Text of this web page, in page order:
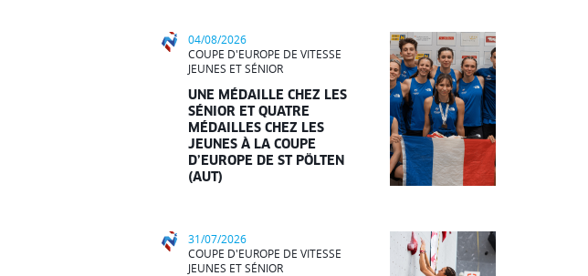
04/08/2026
COUPE D'EUROPE DE VITESSE
JEUNES ET SÉNIOR
UNE MÉDAILLE CHEZ LES
SÉNIOR ET QUATRE
MÉDAILLES CHEZ LES
JEUNES À LA COUPE
D’EUROPE DE ST PÖLTEN
(AUT)
31/07/2026
COUPE D'EUROPE DE VITESSE
JEUNES ET SÉNIOR